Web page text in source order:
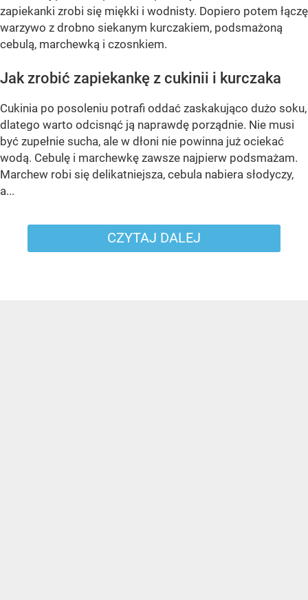
zapiekanki zrobi się miękki i wodnisty. Dopiero potem łączę
warzywo z drobno siekanym kurczakiem, podsmażoną
cebulą, marchewką i czosnkiem.
Jak zrobić zapiekankę z cukinii i kurczaka
Cukinia po posoleniu potrafi oddać zaskakująco dużo soku,
dlatego warto odcisnąć ją naprawdę porządnie. Nie musi
być zupełnie sucha, ale w dłoni nie powinna już ociekać
wodą. Cebulę i marchewkę zawsze najpierw podsmażam.
Marchew robi się delikatniejsza, cebula nabiera słodyczy,
a...
CZYTAJ DALEJ